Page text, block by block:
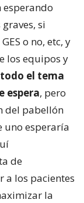
esperando
si
o no, etc, y
los equipos y
el tema
espera, pero
del pabellón
uno esperaría
de
a los pacientes
la